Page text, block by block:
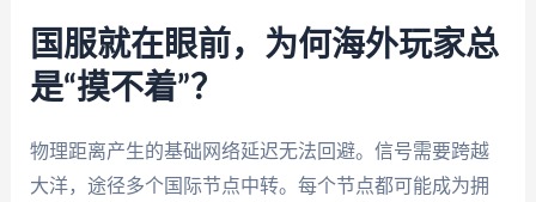
国服就在眼前，为何海外玩家总
是“摸不着”？
物理距离产生的基础网络延迟无法回避。信号需要跨越
大洋，途径多个国际节点中转。每个节点都可能成为拥